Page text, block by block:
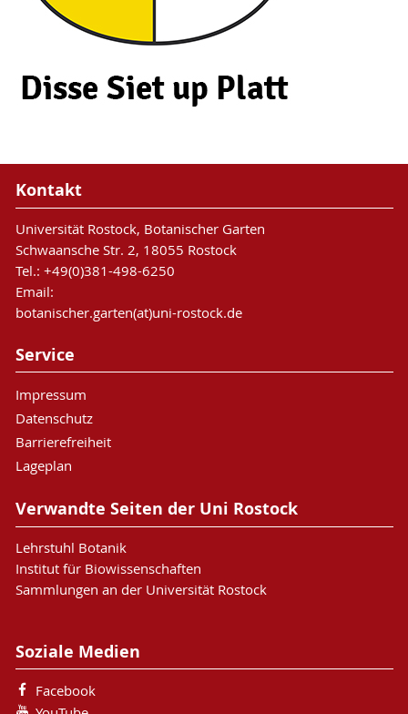
Kontakt
Universität Rostock, Botanischer Garten
Schwaansche Str. 2, 18055 Rostock
Tel.: +49(0)381-498-6250
Email:
botanischer.garten(at)uni-rostock.de
Service
Impressum
Datenschutz
Barrierefreiheit
Lageplan
Verwandte Seiten der Uni Rostock
Lehrstuhl Botanik
Institut für Biowissenschaften
Sammlungen an der Universität Rostock
Soziale Medien
Facebook